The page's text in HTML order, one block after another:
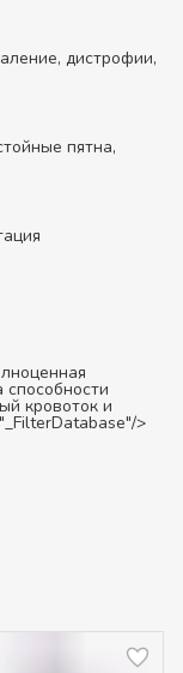
дистрофии,
пятна,
кровоток и
>